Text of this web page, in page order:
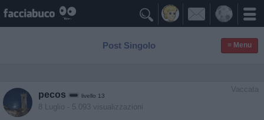

Post Singolo ≡ Menu
Vaccata
pecos livello 13
8 Luglio - 5.093 visualizzazioni